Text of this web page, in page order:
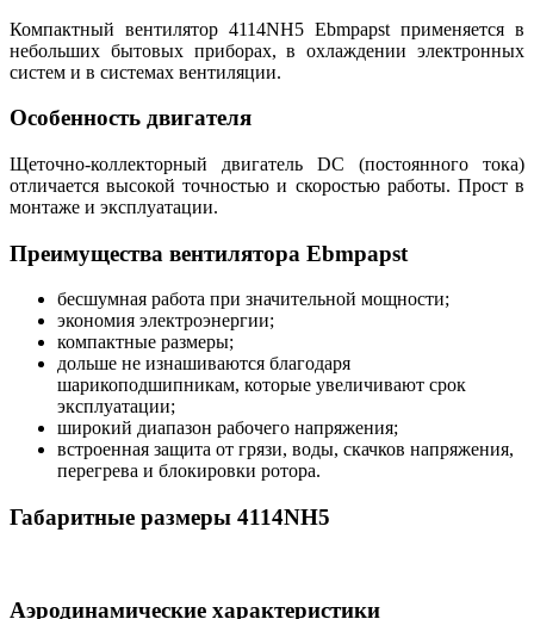
Компактный вентилятор 4114NH5 Ebmpapst применяется в
небольших бытовых приборах, в охлаждении электронных
систем и в системах вентиляции.
Особенность двигателя
Щеточно-коллекторный двигатель DC (постоянного тока)
отличается высокой точностью и скоростью работы. Прост в
монтаже и эксплуатации.
Преимущества вентилятора Ebmpapst
бесшумная работа при значительной мощности;
экономия электроэнергии;
компактные размеры;
дольше не изнашиваются благодаря
шарикоподшипникам, которые увеличивают срок
эксплуатации;
широкий диапазон рабочего напряжения;
встроенная защита от грязи, воды, скачков напряжения,
перегрева и блокировки ротора.
Габаритные размеры 4114NH5
Аэродинамические характеристики